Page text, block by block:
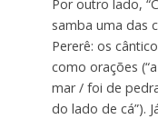
Por outro lado,
samba uma das
Pererê: os
como orações
mar / foi de
do lado de cá”).